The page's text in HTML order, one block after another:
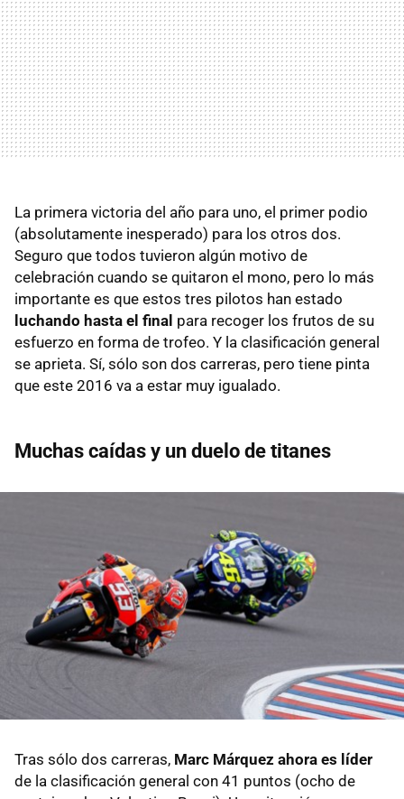
La primera victoria del año para uno, el primer podio
(absolutamente inesperado) para los otros dos.
Seguro que todos tuvieron algún motivo de
celebración cuando se quitaron el mono, pero lo más
importante es que estos tres pilotos han estado
luchando hasta el final para recoger los frutos de su
esfuerzo en forma de trofeo. Y la clasificación general
se aprieta. Sí, sólo son dos carreras, pero tiene pinta
que este 2016 va a estar muy igualado.
Muchas caídas y un duelo de titanes
Tras sólo dos carreras, Marc Márquez ahora es líder
de la clasificación general con 41 puntos (ocho de